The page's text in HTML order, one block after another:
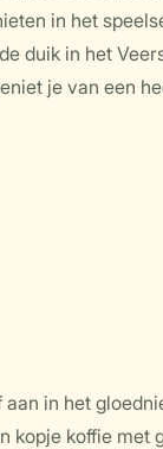
in het
duik in het
je van een
in het
kopje koffie